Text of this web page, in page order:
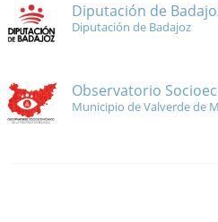
Diputación de
Diputación de Badajoz
Observatorio
Municipio de Valverde de